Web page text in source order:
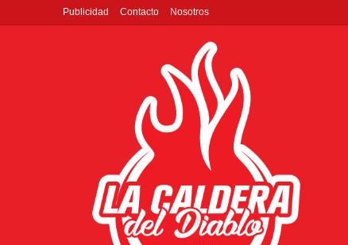
Publicidad Contacto Nosotros